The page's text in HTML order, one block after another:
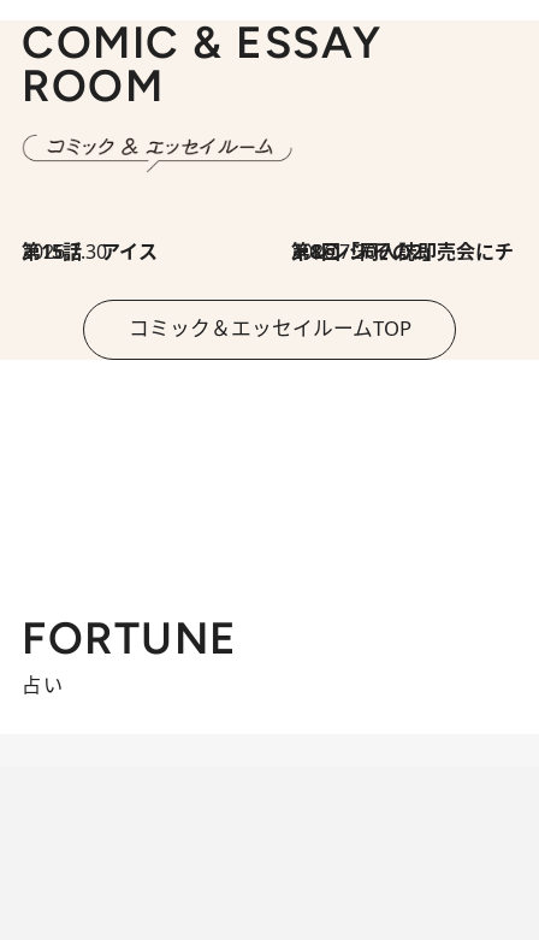
COMIC & ESSAY
ROOM
2026.7.30
第15話 アイス 2026.7.30
第8回「同人誌即売会にチャレンジ その2」
コミック＆エッセイルームTOP
FORTUNE
占い